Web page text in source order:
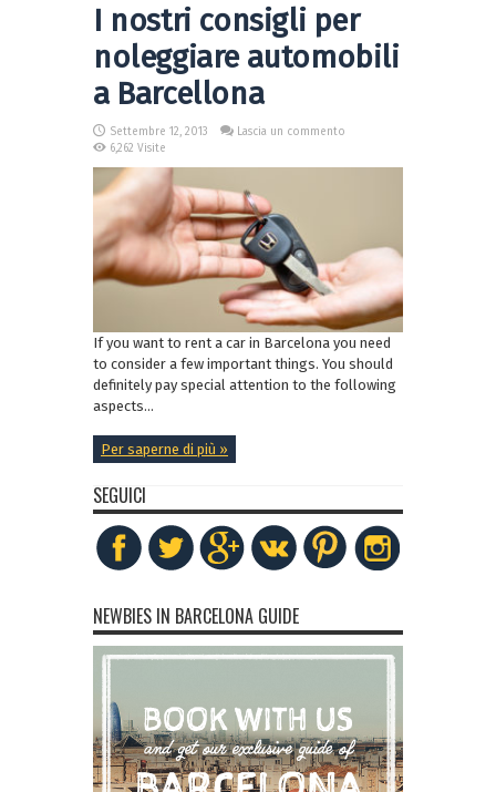
I nostri consigli per
noleggiare automobili
a Barcellona
Settembre 12, 2013
Lascia un commento
6,262 Visite
If you want to rent a car in Barcelona you need
to consider a few important things. You should
definitely pay special attention to the following
aspects...
Per saperne di più »
SEGUICI
NEWBIES IN BARCELONA GUIDE